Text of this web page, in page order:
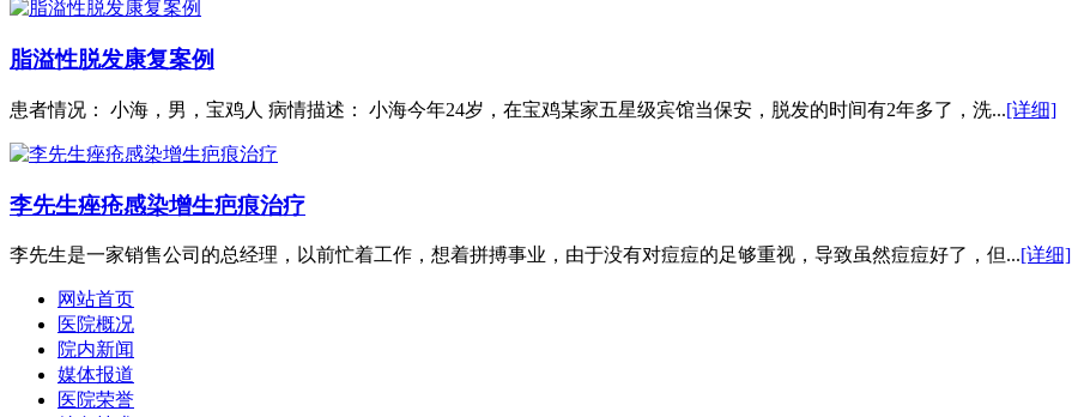
脂溢性脱发康复案例
患者情况： 小海，男，宝鸡人 病情描述： 小海今年24岁，在宝鸡某家五星级宾馆当保安，脱发的时间有2年多了，洗...[详细]
李先生痤疮感染增生疤痕治疗
李先生是一家销售公司的总经理，以前忙着工作，想着拼搏事业，由于没有对痘痘的足够重视，导致虽然痘痘好了，但...[详细]
网站首页
医院概况
院内新闻
媒体报道
医院荣誉